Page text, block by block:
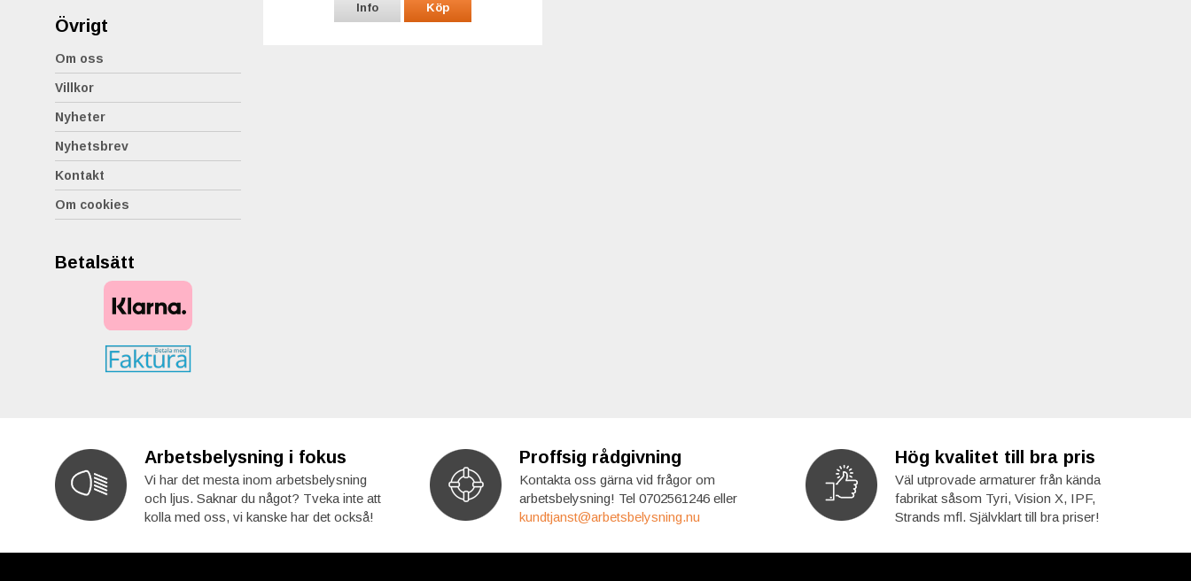
Övrigt
Om oss
Villkor
Nyheter
Nyhetsbrev
Kontakt
Om cookies
Betalsätt
Info Köp
Arbetsbelysning i fokus
Vi har det mesta inom arbetsbelysning
och ljus. Saknar du något? Tveka inte att
kolla med oss, vi kanske har det också!
Proffsig rådgivning
Kontakta oss gärna vid frågor om
arbetsbelysning! Tel 0702561246 eller
kundtjanst@arbetsbelysning.nu
Hög kvalitet till bra pris
Väl utprovade armaturer från kända
fabrikat såsom Tyri, Vision X, IPF,
Strands mfl. Självklart till bra priser!